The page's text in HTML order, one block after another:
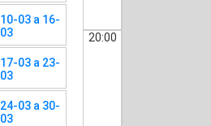
10-03 a 16-
03
17-03 a 23-
03
24-03 a 30-
03
20:00